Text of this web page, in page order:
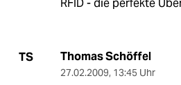
RFID - die perfekte
TS Thomas Schöffel
27.02.2009, 13:45 Uhr